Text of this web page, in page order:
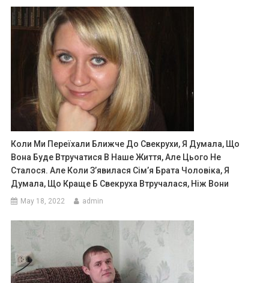
Коли Ми Переїхали Ближче До Свекрухи, Я Думала, Що
Вона Буде Втручатися В Наше Життя, Але Цього Не
Сталося. Але Коли З’явилася Сім’я Брата Чоловіка, Я
Думала, Що Краще Б Свекруха Втручалася, Ніж Вони
May 18, 2022 admin